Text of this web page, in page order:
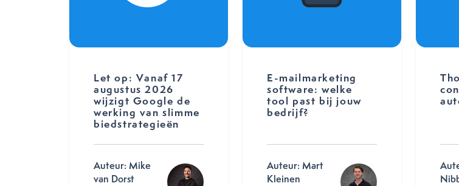
Let op: Vanaf 17
augustus 2026
wijzigt Google de
werking van slimme
biedstrategieën
Auteur: Mike
van Dorst
E-mailmarketing
software: welke
tool past bij jouw
bedrijf?
Auteur: Mart
Kleinen